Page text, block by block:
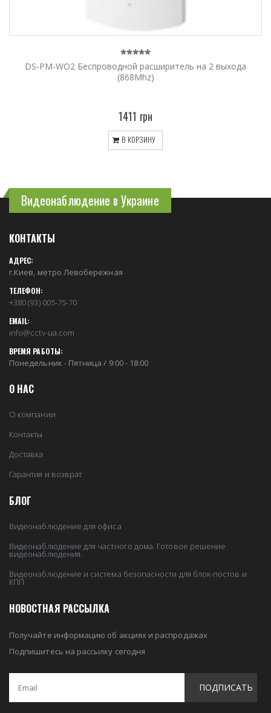
DS-PM-WO2 Беспроводной расширитель на 2 выхода
(868Mhz)
1411 грн
В КОРЗИНУ
Видеонаблюдение в Украине
КОНТАКТЫ
АДРЕС:
г.Киев, метро Левобережная
ТЕЛЕФОН:
+380 (93) 005-75-70
EMAIL:
info@cctv-ua.com
ВРЕМЯ РАБОТЫ:
Понедельник - Пятница / 9:00 - 18:00
О НАС
О компании
Контакты
Доставка
Гарантия и возврат
БЛОГ
Видеонаблюдение для офиса
Видеонаблюдение для частного дома. Готовое решение
видеонаблюдения.
Видеонаблюдение и система безопасности для блок-постов и
КПП
НОВОСТНАЯ РАССЫЛКА
Получайте информацию об акциях и распродажах
Подпишитесь на рассылку сегодня
ПОДПИСАТЬ